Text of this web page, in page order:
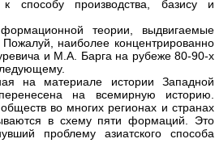
способу производства, базису и
теории, выдвигаемые
наиболее концентрированно
и М.А. Барга на рубеже 80-90-х
на материале истории Западной
на всемирную историю.
во многих регионах и странах
в схему пяти формаций. Это
проблему азиатского способа